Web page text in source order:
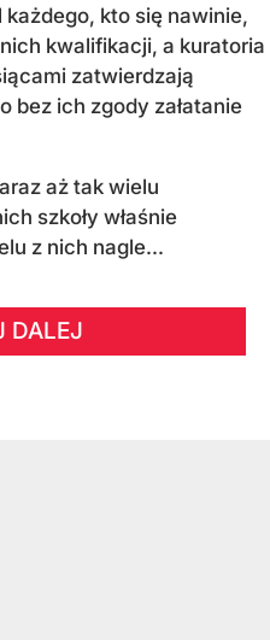
kto się nawinie,
kwalifikacji, a kuratoria
zatwierdzają
bez ich zgody załatanie
aż tak wielu
szkoły właśnie
z nich nagle...
DALEJ